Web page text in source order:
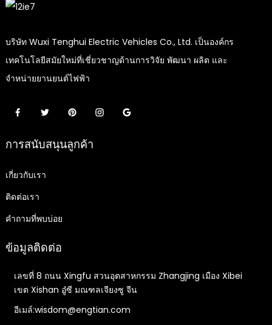
บริษัท Wuxi Tenghui Electric Vehicles Co., Ltd. เป็นองค์กร
เทคโนโลยีสมัยใหม่ที่เชี่ยวชาญด้านการวิจัย พัฒนา ผลิต และ
จำหน่ายยานยนต์ไฟฟ้า
การสนับสนุนลูกค้า
เกี่ยวกับเรา
ติดต่อเรา
คำถามที่พบบ่อย
ข้อมูลติดต่อ
เลขที่ 8 ถนน Xingfu สวนอุตสาหกรรม Zhangjing เมือง Xibei
เขต Xishan อู๋ซี มณฑลเจียงซู จีน
อีเมล์:wisdom@engtian.com